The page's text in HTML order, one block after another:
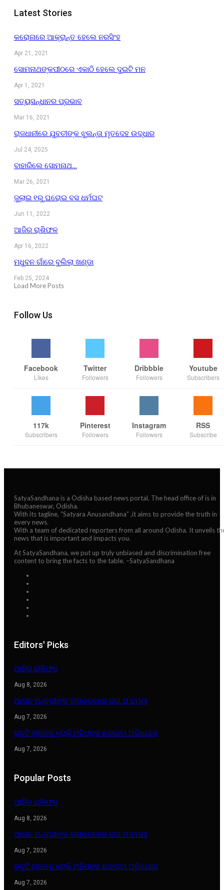
Latest Stories
କରୋନାରେ ଆକ୍ରାନ୍ତ ହେଲେ ନରସିଂହ
Apr 21, 2021
ସୋମନାଥଙ୍କପୀଠରେ ଏକାଠି ହେଲେ ଦୁଇଟି ମନ
Apr 1, 2021
ସତ୍ୟସନ୍ଧାନର ପ୍ରଭାବ
Mar 16, 2021
ରାଜଧାନୀରେ ଯୁବତୀଙ୍କ ଝୁଲନ୍ତା ମୃତଦେହ ଉଦ୍ଧାର
Jul 24, 2025
ବାହାରିଲେ ସୋମନାଥ…
Mar 26, 2021
ଜୁଲାଇ ୧ରୁ ଘରୋଇ ବସ ଧର୍ମଘଟ
Jun 11, 2022
ଆଜିର ରାଶିଫଳ
Apr 16, 2022
ମଧୁବନ ଗାଁରେ ବୁଲିଲା ଖଣ୍ଡା
Feb 25, 2024
Load More Posts
Follow Us
Facebook
Likes
Twitter
Followers
Dribbble
Followers
Youtube
Subscribers
117k
Subscribers
Pinterest
Followers
Instagram
Followers
RSS
Subscribe
SatyaSandhana is a Odisha based news portal. The head office of is in
Bhubaneswar, Odisha.
With its tagline, “Satyara Anusandhana” ,it aims to provide the truth in
every news.
With a team of dedicated reporters from all around Odisha. It unveils
news that is important and impacts you.
At SatyaSandhana, we put up truly unbiased and discrimination free
content to bring the facts to the table. –SatyaSandhana
Editors' Picks
ଆଜିର ରାଶିଫଳ
Aug 8, 2026
ଆଇନ ମନ୍ତ୍ରୀଙ୍କ ବାସଭବନରେ ନାଗ ଓ ଢମଣା
Aug 7, 2026
ସ୍କୁଟି ଚାଳକକୁ ରୋକି ମନିପ୍ରସ ଛଡାଇବା ଅଭିଯୋଗ
Aug 7, 2026
Popular Posts
ଆଜିର ରାଶିଫଳ
Aug 8, 2026
ଆଇନ ମନ୍ତ୍ରୀଙ୍କ ବାସଭବନରେ ନାଗ ଓ ଢମଣା
Aug 7, 2026
ସ୍କୁଟି ଚାଳକକୁ ରୋକି ମନିପ୍ରସ ଛଡାଇବା ଅଭିଯୋଗ
Aug 7, 2026